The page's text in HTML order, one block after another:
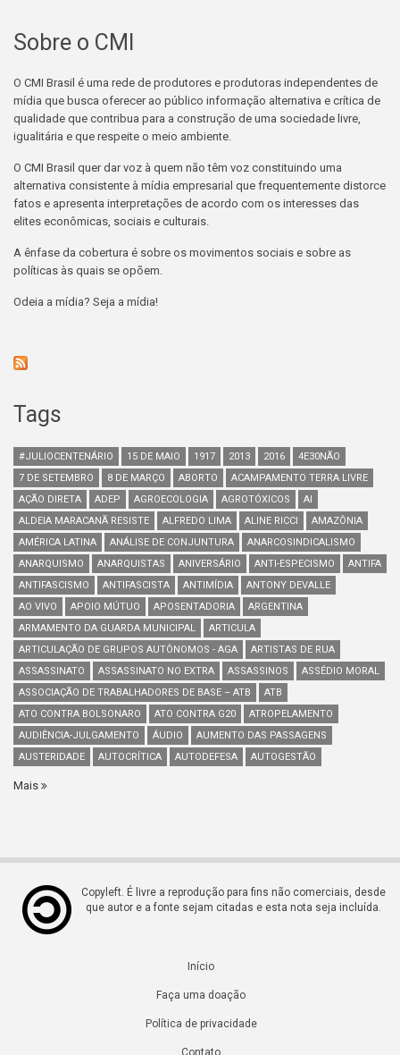
Sobre o CMI
O CMI Brasil é uma rede de produtores e produtoras independentes de
mídia que busca oferecer ao público informação alternativa e crítica de
qualidade que contribua para a construção de uma sociedade livre,
igualitária e que respeite o meio ambiente.
O CMI Brasil quer dar voz à quem não têm voz constituindo uma
alternativa consistente à mídia empresarial que frequentemente distorce
fatos e apresenta interpretações de acordo com os interesses das
elites econômicas, sociais e culturais.
A ênfase da cobertura é sobre os movimentos sociais e sobre as
políticas às quais se opõem.
Odeia a mídia? Seja a mídia!
Tags
#JULIOCENTENÁRIO 15 DE MAIO 1917 2013 2016
4E30NÃO
7 DE SETEMBRO
8 DE MARÇO ABORTO
ACAMPAMENTO TERRA LIVRE
AÇÃO DIRETA
ADEP AGROECOLOGIA AGROTÓXICOS
AI
ALDEIA MARACANÃ RESISTE
ALFREDO LIMA ALINE RICCI
AMAZÔNIA
AMÉRICA LATINA
ANÁLISE DE CONJUNTURA
ANARCOSINDICALISMO
ANARQUISMO
ANARQUISTAS ANIVERSÁRIO ANTI-ESPECISMO
ANTIFA
ANTIFASCISMO
ANTIFASCISTA ANTIMÍDIA
ANTONY DEVALLE
AO VIVO
APOIO MÚTUO APOSENTADORIA
ARGENTINA
ARMAMENTO DA GUARDA MUNICIPAL
ARTICULA
ARTICULAÇÃO DE GRUPOS AUTÔNOMOS - AGA
ARTISTAS DE RUA
ASSASSINATO
ASSASSINATO NO EXTRA ASSASSINOS
ASSÉDIO MORAL
ASSOCIAÇÃO DE TRABALHADORES DE BASE – ATB
ATB
ATO CONTRA BOLSONARO
ATO CONTRA G20
ATROPELAMENTO
AUDIÊNCIA-JULGAMENTO
ÁUDIO
AUMENTO DAS PASSAGENS
AUSTERIDADE
AUTOCRÍTICA AUTODEFESA AUTOGESTÃO
Mais
Copyleft. É livre a reprodução para fins não comerciais, desde
que autor e a fonte sejam citadas e esta nota seja incluída.
Início
Faça uma doação
Política de privacidade
Contato